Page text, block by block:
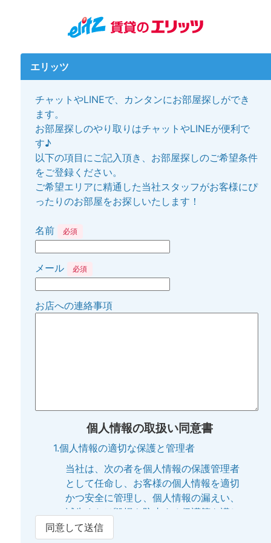
エリッツ
チャットやLINEで、カンタンにお部屋探しができ
ます。
お部屋探しのやり取りはチャットやLINEが便利で
す♪
以下の項目にご記入頂き、お部屋探しのご希望条件
をご登録ください。
ご希望エリアに精通した当社スタッフがお客様にぴ
ったりのお部屋をお探しいたします！
名前 必須
メール 必須
お店への連絡事項
個人情報の取扱い同意書
1.個人情報の適切な保護と管理者
当社は、次の者を個人情報の保護管理者
として任命し、お客様の個人情報を適切
かつ安全に管理し、個人情報の漏えい、
滅失または毀損を防止する保護策を講じ
ています。
同意して送信